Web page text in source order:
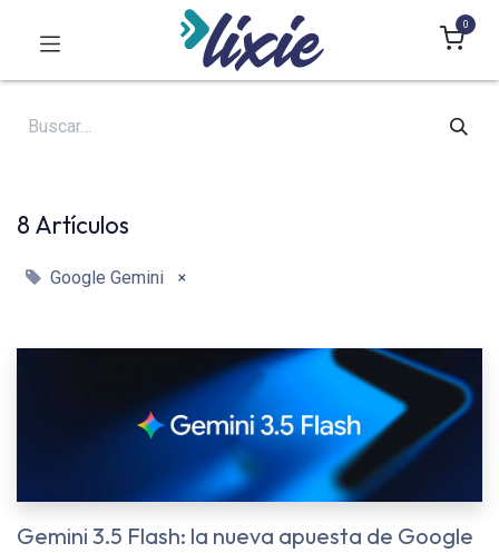
0
8 Artículos
Google Gemini ×
Gemini 3.5 Flash: la nueva apuesta de Google